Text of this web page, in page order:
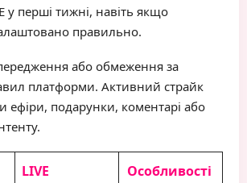
у перші тижні, навіть якщо
правильно.
або обмеження за
платформи. Активний страйк
ефіри, подарунки, коментарі або
LIVE Особливості